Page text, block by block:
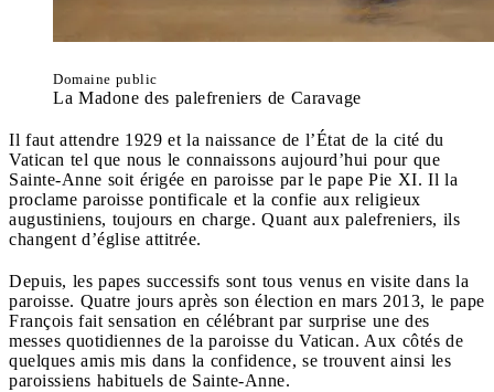
Domaine public
La Madone des palefreniers de Caravage
Il faut attendre 1929 et la naissance de l’État de la cité du
Vatican tel que nous le connaissons aujourd’hui pour que
Sainte-Anne soit érigée en paroisse par le pape Pie XI. Il la
proclame paroisse pontificale et la confie aux religieux
augustiniens, toujours en charge. Quant aux palefreniers, ils
changent d’église attitrée.
Depuis, les papes successifs sont tous venus en visite dans la
paroisse. Quatre jours après son élection en mars 2013, le pape
François fait sensation en célébrant par surprise une des
messes quotidiennes de la paroisse du Vatican. Aux côtés de
quelques amis mis dans la confidence, se trouvent ainsi les
paroissiens habituels de Sainte-Anne.